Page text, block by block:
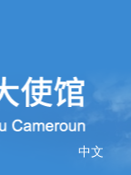
中文